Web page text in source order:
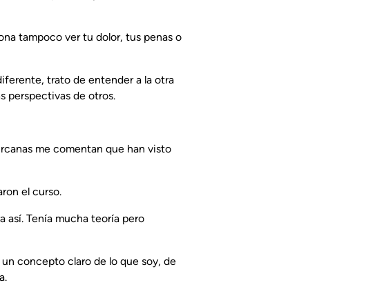
tampoco ver tu dolor, tus penas o
trato de entender a la otra
perspectivas de otros.
me comentan que han visto
el curso.
así. Tenía mucha teoría pero
concepto claro de lo que soy, de